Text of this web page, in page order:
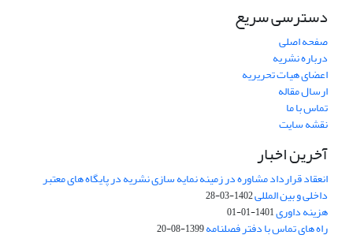
دسترسی سریع
صفحه اصلی
درباره نشریه
اعضای هیات تحریریه
ارسال مقاله
تماس با ما
نقشه سایت
آخرین اخبار
انعقاد قرارداد مشاوره در زمینه نمایه سازی نشریه در پایگاه های معتبر
داخلی و بین المللی1402-03-28
هزینه داوری1401-01-01
راه های تماس با دفتر فصلنامه1399-08-20